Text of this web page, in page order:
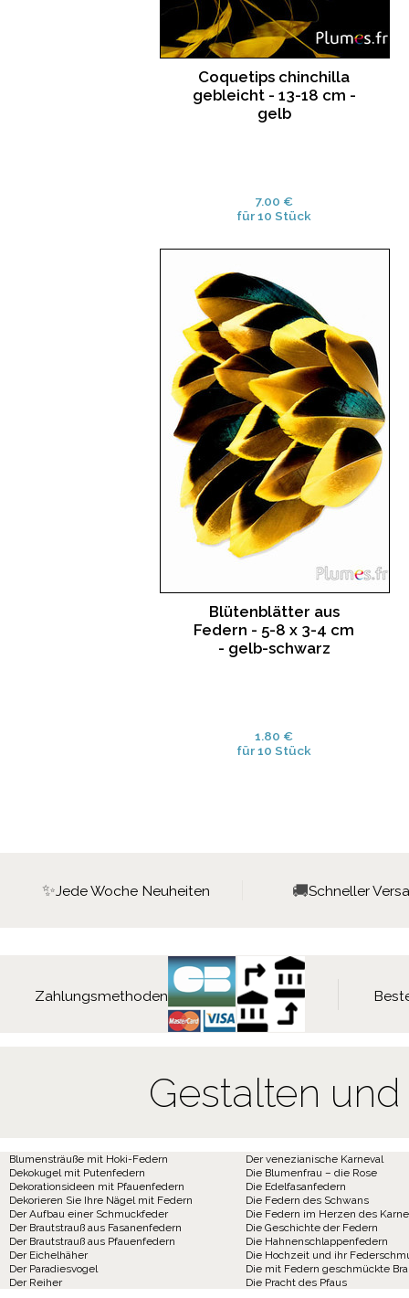
Coquetips chinchilla
gebleicht - 13-18 cm -
gelb
7.00 €
für 10 Stück
Blütenblätter aus
Federn - 5-8 x 3-4 cm
- gelb-schwarz
1.80 €
für 10 Stück
✨Jede Woche Neuheiten 🚚Schneller
Zahlungsmethoden
Gestalten
Blumensträuße mit Hoki-Federn
Dekokugel mit Putenfedern
Dekorationsideen mit Pfauenfedern
Dekorieren Sie Ihre Nägel mit Federn
Der Aufbau einer Schmuckfeder
Der Brautstrauß aus Fasanenfedern
Der Brautstrauß aus Pfauenfedern
Der Eichelhäher
Der Paradiesvogel
Der Reiher
Der venezianische Karneval
Die Blumenfrau – die Rose
Die Edelfasanfedern
Die Federn des Schwans
Die Federn im Herzen des
Die Geschichte der Federn
Die Hahnenschlappenfedern
Die Hochzeit und ihr
Die mit Federn geschmückte
Die Pracht des Pfaus